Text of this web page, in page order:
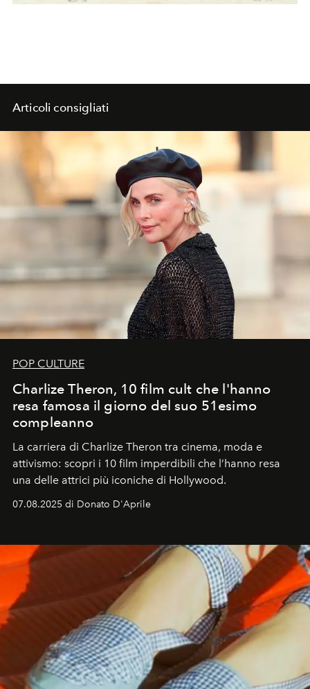
Articoli consigliati
POP CULTURE
Charlize Theron, 10 film cult che l'hanno
resa famosa il giorno del suo 51esimo
compleanno
La carriera di Charlize Theron tra cinema, moda e
attivismo: scopri i 10 film imperdibili che l’hanno resa
una delle attrici più iconiche di Hollywood.
07.08.2025 di Donato D'Aprile